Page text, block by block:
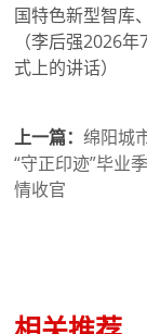
国特色新型智库
（李后强2026
式上的讲话）
上一篇：绵阳城
“守正印迹”毕业
情收官